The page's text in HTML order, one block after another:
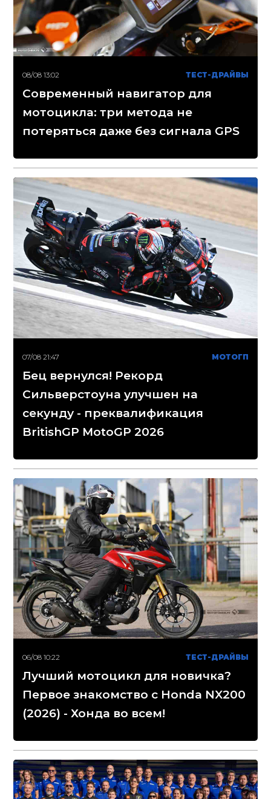
08/08 13:02 ТЕСТ-ДРАЙВЫ
Современный навигатор для
мотоцикла: три метода не
потеряться даже без сигнала GPS
07/08 21:47 МОТОГП
Бец вернулся! Рекорд
Сильверстоуна улучшен на
секунду - преквалификация
BritishGP MotoGP 2026
06/08 10:22 ТЕСТ-ДРАЙВЫ
Лучший мотоцикл для новичка?
Первое знакомство с Honda NX200
(2026) - Хонда во всем!